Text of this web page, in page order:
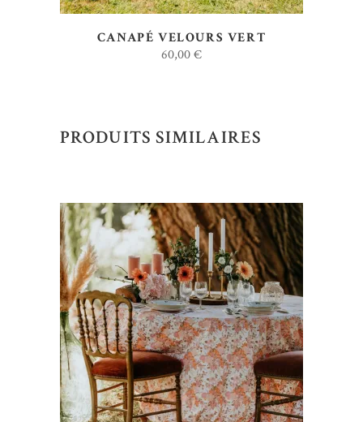
CANAPÉ VELOURS VERT
60,00€
PRODUITS SIMILAIRES
AJOUTER AU DEVIS